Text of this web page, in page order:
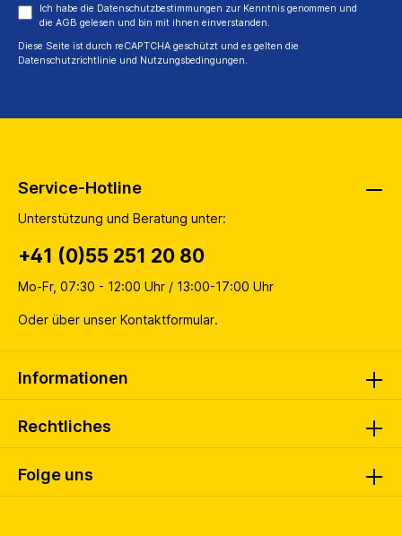
Ich habe die Datenschutzbestimmungen zur Kenntnis genommen und
die AGB gelesen und bin mit ihnen einverstanden.
Diese Seite ist durch reCAPTCHA geschützt und es gelten die
Datenschutzrichtlinie und Nutzungsbedingungen.
Folge uns
Service-Hotline
Unterstützung und Beratung unter:
+41 (0)55 251 20 80
Mo-Fr, 07:30 - 12:00 Uhr / 13:00-17:00 Uhr
Oder über unser Kontaktformular.
Informationen
Rechtliches